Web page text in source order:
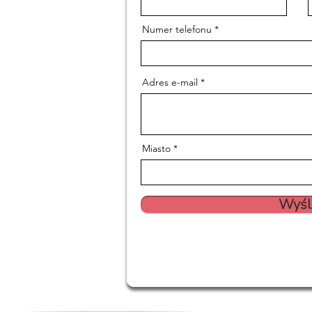
Numer telefonu
Adres e-mail
Miasto